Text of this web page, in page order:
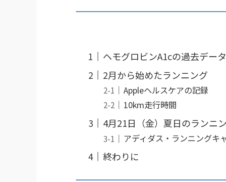
ヘモグロビンA1cの過去デー
2月から始めたランニング
Appleヘルスケアの記録
10km走行時間
4月21日（金）夏日のランニ
アディダス・ランニングキ
終わりに